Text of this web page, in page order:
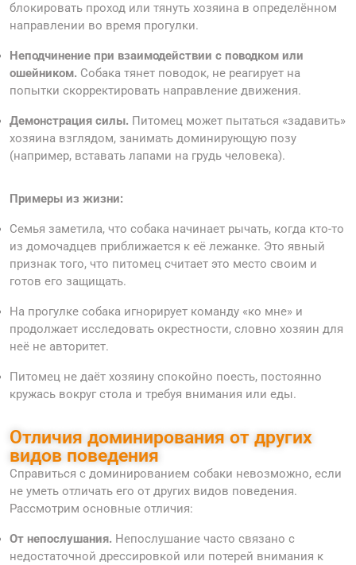
блокировать проход или тянуть хозяина в определённом
направлении во время прогулки.
Неподчинение при взаимодействии с поводком или
ошейником. Собака тянет поводок, не реагирует на
попытки скорректировать направление движения.
Демонстрация силы. Питомец может пытаться «задавить»
хозяина взглядом, занимать доминирующую позу
(например, вставать лапами на грудь человека).
Примеры из жизни:
Семья заметила, что собака начинает рычать, когда кто-то
из домочадцев приближается к её лежанке. Это явный
признак того, что питомец считает это место своим и
готов его защищать.
На прогулке собака игнорирует команду «ко мне» и
продолжает исследовать окрестности, словно хозяин для
неё не авторитет.
Питомец не даёт хозяину спокойно поесть, постоянно
кружась вокруг стола и требуя внимания или еды.
Отличия доминирования от других
видов поведения
Справиться с доминированием собаки невозможно, если
не уметь отличать его от других видов поведения.
Рассмотрим основные отличия:
От непослушания. Непослушание часто связано с
недостаточной дрессировкой или потерей внимания к